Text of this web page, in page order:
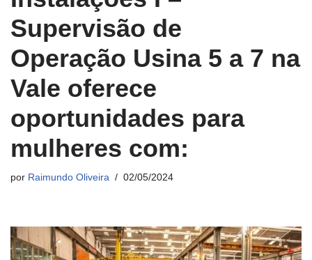
Supervisão de
Operação Usina 5 a 7 na
Vale oferece
oportunidades para
mulheres com:
por Raimundo Oliveira 02/05/2024